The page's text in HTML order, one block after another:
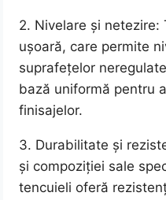
2. Nivelare și
ușoară, care permite
suprafețelor
bază uniformă pentru
finisajelor.
3. Durabilitate și
și compoziției sale
tencuieli oferă